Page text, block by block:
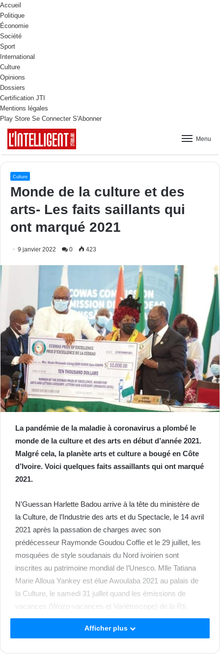
Accueil
Politique
Économie
Société
Sport
International
Culture
Opinions
Dossiers
Certification JTI
Mentions légales
Play Store Se Connecter S'Abonner
Menu
Culture
Monde de la culture et des
arts- Les faits saillants qui
ont marqué 2021
9 janvier 2022 0 423
La pandémie de la maladie à coronavirus a plombé le
monde de la culture et des arts en début d’année 2021.
Malgré cela, la planète arts et culture a bougé en Côte
d’Ivoire. Voici quelques faits assaillants qui ont marqué
2021.
N’Guessan Harlette Badou arrive à la tête du ministère de
la Culture, de l’Industrie des arts et du Spectacle, le 14 avril
2021 après la passation de charges avec son
prédécesseur Raymonde Goudou Coffie et le 29 juillet, les
mosquées de style soudanais du Nord ivoirien sont
inscrites au patrimoine mondial de l’Unesco. Mlle Tatiana
Marie Alloua Yankey est élue Awoulaba 2021 au palais de
la Culture, le samedi 31 juillet quand les émissions de
vacances (Wozo-vacances et Variétoscope) de la Rti,
naguère, mises en berne en 2020 pour cause de pandémie
à coronavirus ont été de retour. À cette occasion, Elise
Afficher plus